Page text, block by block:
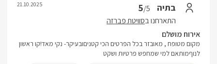
בתיה 5/5
התארחנו בסוויטת פברזה
21.10.2025
אירוח מושלם
מקום מטופח , מאובזר בכל הפרטים הכי קטניםובעיקר- נקי מאד!קו ראשון
לנוףמותאם למי שמחפש פרטיות ושקט